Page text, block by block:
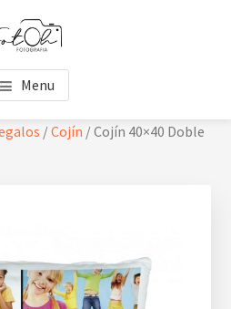
Menu
/Cojín /Cojín 40×40 Doble